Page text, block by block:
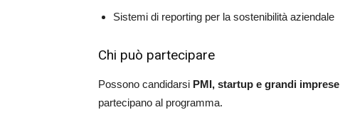
Sistemi di reporting per la sostenibilità aziendale
Chi può partecipare
Possono candidarsi PMI, startup e grandi imprese
partecipano al programma.